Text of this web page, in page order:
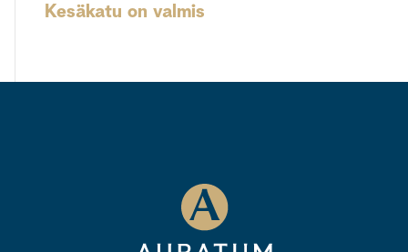
Kesäkatu on valmis